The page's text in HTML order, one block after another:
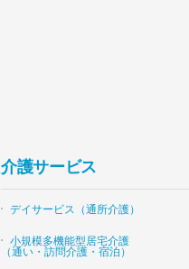
介護サービス
デイサービス（通所介護）
小規模多機能型居宅介護
（通い・訪問介護・宿泊）